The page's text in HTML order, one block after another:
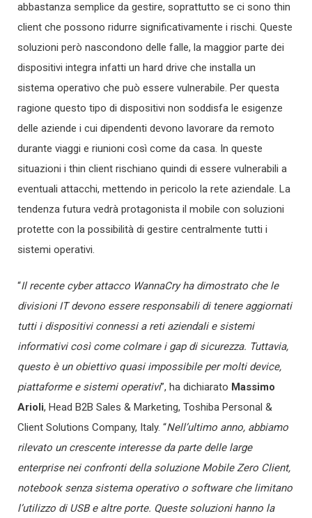
abbastanza semplice da gestire, soprattutto se ci sono thin
client che possono ridurre significativamente i rischi. Queste
soluzioni però nascondono delle falle, la maggior parte dei
dispositivi integra infatti un hard drive che installa un
sistema operativo che può essere vulnerabile. Per questa
ragione questo tipo di dispositivi non soddisfa le esigenze
delle aziende i cui dipendenti devono lavorare da remoto
durante viaggi e riunioni così come da casa. In queste
situazioni i thin client rischiano quindi di essere vulnerabili a
eventuali attacchi, mettendo in pericolo la rete aziendale. La
tendenza futura vedrà protagonista il mobile con soluzioni
protette con la possibilità di gestire centralmente tutti i
sistemi operativi.
“Il recente cyber attacco WannaCry ha dimostrato che le
divisioni IT devono essere responsabili di tenere aggiornati
tutti i dispositivi connessi a reti aziendali e sistemi
informativi così come colmare i gap di sicurezza. Tuttavia,
questo è un obiettivo quasi impossibile per molti device,
piattaforme e sistemi operativi”, ha dichiarato Massimo
Arioli, Head B2B Sales & Marketing, Toshiba Personal &
Client Solutions Company, Italy. “Nell’ultimo anno, abbiamo
rilevato un crescente interesse da parte delle large
enterprise nei confronti della soluzione Mobile Zero Client,
notebook senza sistema operativo o software che limitano
l’utilizzo di USB e altre porte. Queste soluzioni hanno la